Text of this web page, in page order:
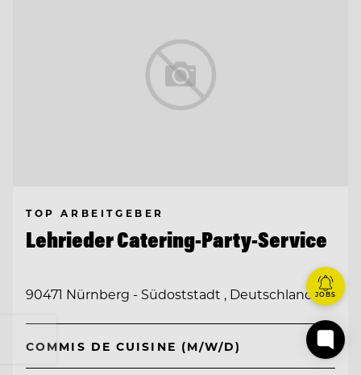
TOP ARBEITGEBER
Lehrieder Catering-Party-Service
90471 Nürnberg - Südoststadt , Deutschland
COMMIS DE CUISINE (M/W/D)
JOBS